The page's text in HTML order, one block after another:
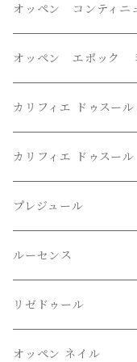
オッペン コンティニ
オッペン エポック
カリフィエ ドゥスー
カリフィエ ドゥスール
プレジュール
ルーセンス
リゼドゥール
オッペン ネイル